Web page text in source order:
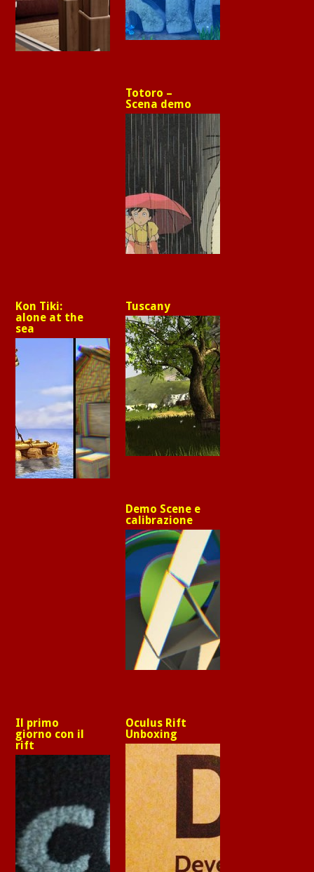
Totoro –
Scena demo
Kon Tiki:
alone at the
sea
Tuscany
Demo Scene e
calibrazione
Il primo
giorno con il
rift
Oculus Rift
Unboxing